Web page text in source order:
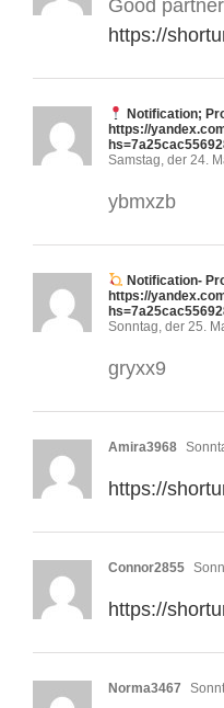
Good
https://
Notification;
https://
Samstag, der 24.
ybmxzb
Notification-
https://
Sonntag, der 25.
gryxx9
Amira3968
https://
Connor2855
https://
Norma3467